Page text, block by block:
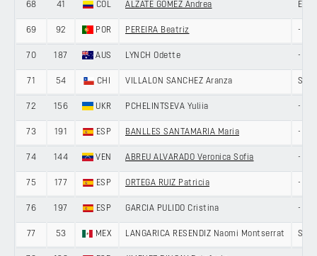
68 41 COL ALZATE GOMEZ Andrea
69 92 POR PEREIRA Beatriz -
70 187 AUS LYNCH Odette -
71 54 CHI VILLALON SANCHEZ Aranza
72 156 UKR PCHELINTSEVA Yuliia -
73 191 ESP BANLLES SANTAMARIA Maria -
74 144 VEN ABREU ALVARADO Veronica Sofia -
75 177 ESP ORTEGA RUIZ Patricia -
76 197 ESP GARCIA PULIDO Cristina -
77 53 MEX LANGARICA RESENDIZ Naomi Montserrat